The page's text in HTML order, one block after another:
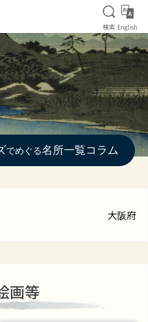
検索を
検索 English
でめぐる名所一覧コラム
大阪府
画等